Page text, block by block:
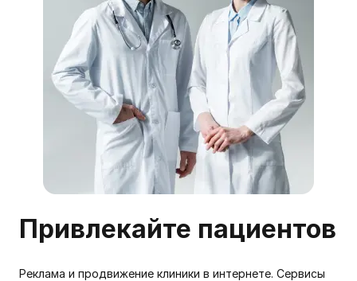
Привлекайте пациентов
Реклама и продвижение клиники в интернете. Сервисы